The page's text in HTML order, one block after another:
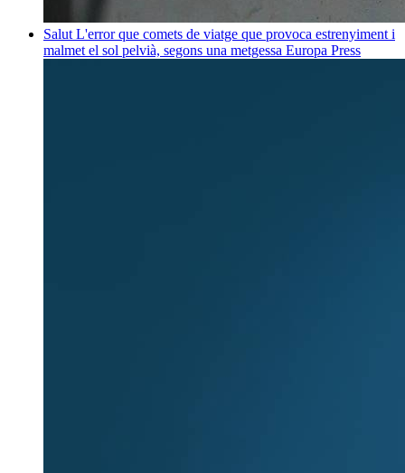
Salut L'error que comets de viatge que provoca estrenyiment i
malmet el sol pelvià, segons una metgessa Europa Press